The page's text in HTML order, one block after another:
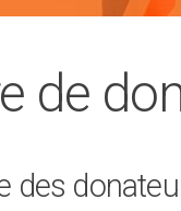
de
des